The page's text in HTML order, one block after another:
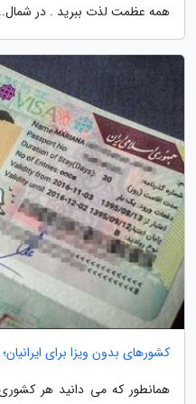
همه عظمت لذت ببرید . در
کشورهای بدون ویزا برای
همانطور که می دانید هر